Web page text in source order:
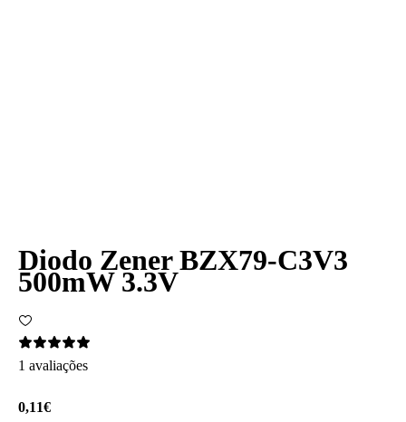
Diodo Zener BZX79-C3V3
500mW 3.3V
1 avaliações
0,11€